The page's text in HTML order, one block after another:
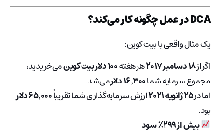
DCA در عمل چگونه کار می‌کند؟
یک مثال واقعی با بیت کوین:
اگر از۱۸ دسامبر ۲۰۱۷ هر هفته۱۰۰ دلار بیت کوین
می‌خریدید،
مجموع سرمایه شما۱۶٬۳۰۰ دلار
می‌شد.
اما در۲۵ ژانویه ۲۰۲۱ ارزش سرمایه‌گذاری شما تقریباً۶۵٬۰۰۰ دلار
بود.
بیش از ۲۹۹٪ سود